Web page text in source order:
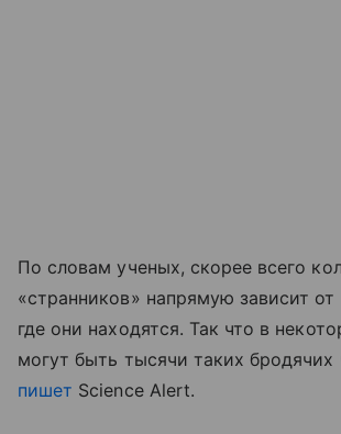
По словам ученых, скорее всего
«странников» напрямую зависит
где они находятся. Так что в
могут быть тысячи таких
пишет Science Alert.